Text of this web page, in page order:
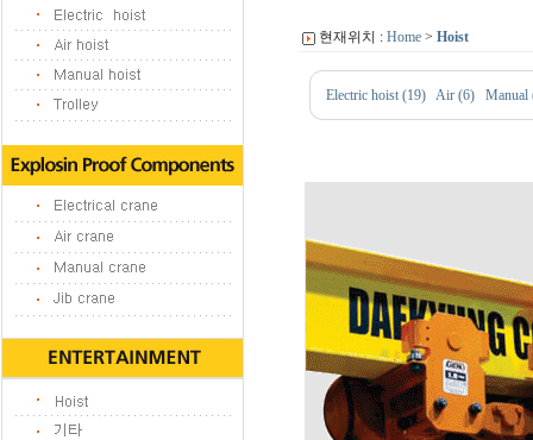
현재위치 : Home > Hoist
Electric hoist (19) Air (6) Manual